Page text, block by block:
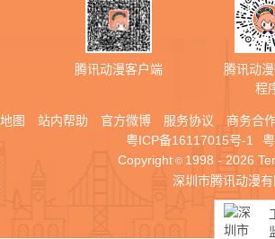
腾讯动漫客户端
腾讯动
程
图 站内帮助 官方微博 服务协议 商务合
粤ICP备16117015号-1
Copyright © 1998 - 2026
深圳市腾讯动漫